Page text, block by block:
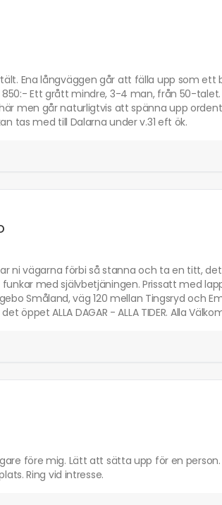
Ena långväggen går att fälla upp som ett
Ett grått mindre, 3-4 man, från 50-
men går naturligtvis att spänna upp
tas med till Dalarna under v.31 eft ök.
ni vägarna förbi så stanna och ta en titt,
med självbetjäningen. Prissatt med
Småland, väg 120 mellan Tingsryd och
öppet ALLA DAGAR - ALLA TIDER. Alla
före mig. Lätt att sätta upp för en
Ring vid intresse.